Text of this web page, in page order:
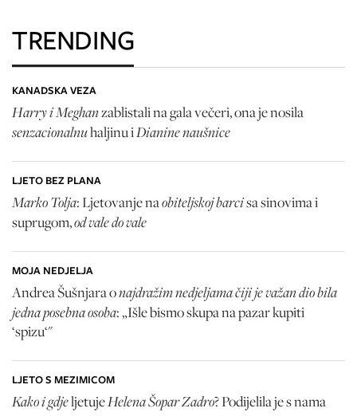
TRENDING
KANADSKA VEZA
Harry i Meghanzablistali na gala večeri, ona je nosila
senzacionalnuhaljinu iDianine naušnice
LJETO BEZ PLANA
Marko Tolja: Ljetovanje naobiteljskoj barcisa sinovima i
suprugom,od vale do vale
MOJA NEDJELJA
Andrea Šušnjara onajdražim nedjeljama čiji je važan dio bila
jedna posebna osoba: „Išle bismo skupa na pazar kupiti
‘spizu‘"
LJETO S MEZIMICOM
Kako i gdjeljetujeHelena Šopar Zadro? Podijelila je s nama